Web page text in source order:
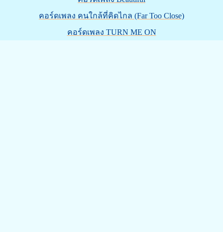
คอร์ดเพลง คนใกล้ที่คิดไกล (Far Too Close)
คอร์ดเพลง TURN ME ON